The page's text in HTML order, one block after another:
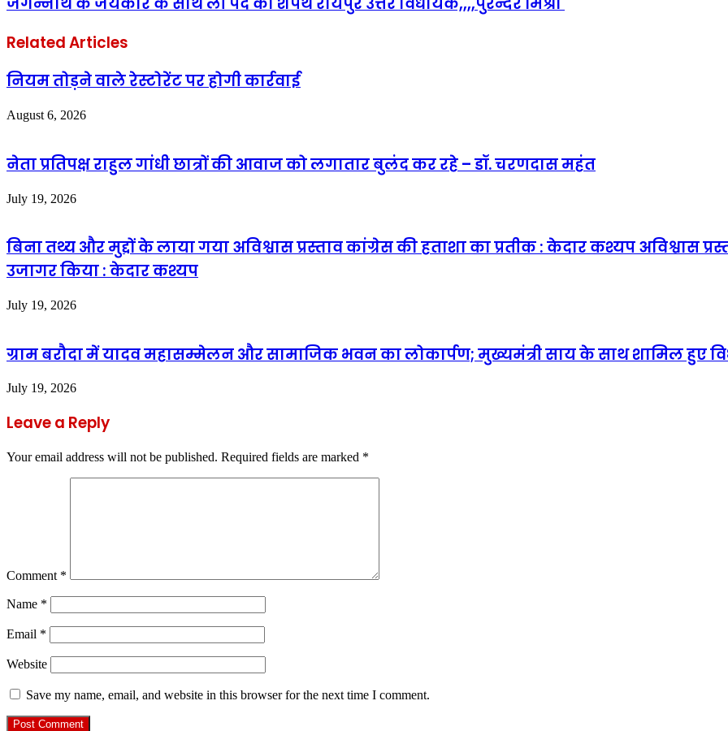
Related Articles
नियम तोड़ने वाले रेस्टोरेंट पर होगी कार्रवाई
August 6, 2026
नेता प्रतिपक्ष राहुल गांधी छात्रों की आवाज को लगातार बुलंद कर रहे – डॉ. चरणदास महंत
July 19, 2026
बिना तथ्य और मुद्दों के लाया गया अविश्वास प्रस्ताव कांग्रेस की हताशा का प्रतीक : केदार कश्यप अविश्वास
उजागर किया : केदार कश्यप
July 19, 2026
ग्राम बरौदा में यादव महासम्मेलन और सामाजिक भवन का लोकार्पण; मुख्यमंत्री साय के साथ शामिल हुए
July 19, 2026
Leave a Reply
Your email address will not be published. Required fields are marked *
Comment *
Name *
Email *
Website
Save my name, email, and website in this browser for the next time I comment.